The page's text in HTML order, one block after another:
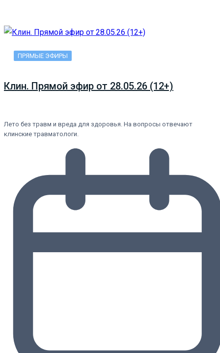
ПРЯМЫЕ ЭФИРЫ
Клин. Прямой эфир от 28.05.26 (12+)
Лето без травм и вреда для здоровья. На вопросы отвечают
клинские травматологи.